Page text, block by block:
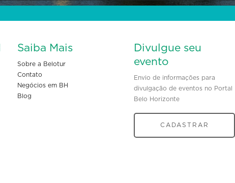
Saiba Mais
Sobre a Belotur
Contato
Negócios em BH
Blog
Divulgue seu
evento
Envio de informações para
divulgação de eventos no Portal
Belo Horizonte
CADASTRAR